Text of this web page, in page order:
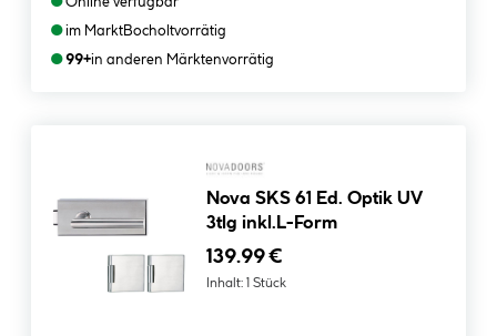
Online verfügbar
●im MarktBocholtvorrätig
●99+in anderen Märktenvorrätig
Nova SKS 61 Ed. Optik UV
3tlg inkl.L-Form
139.99 €
Inhalt: 1 Stück